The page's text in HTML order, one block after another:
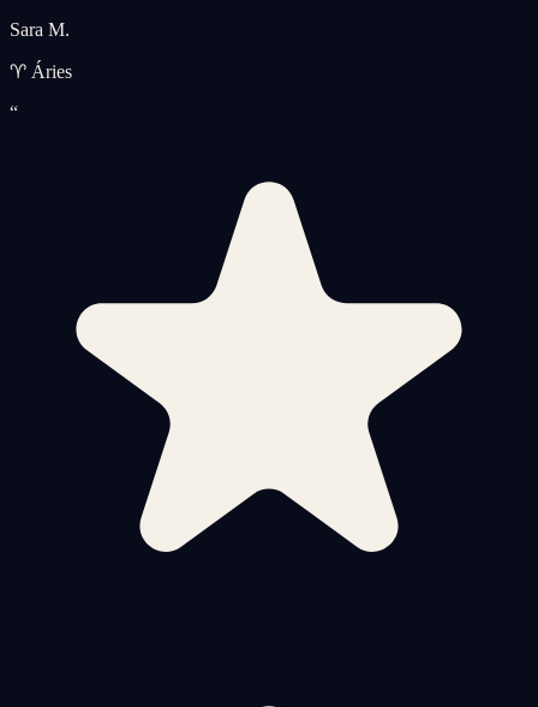
Sara M.
♈ Áries
“